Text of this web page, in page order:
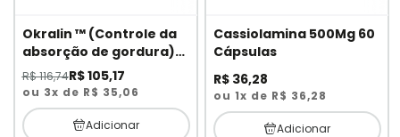
Okralin ™ (Controle da
absorção de gordura)
600mg 30 Doses
R$ 116,74R$ 105,17
ou 3x de R$ 35,06
Adicionar
Cassiolamina 500Mg 60
Cápsulas
R$ 36,28
ou 1x de R$ 36,28
Adicionar